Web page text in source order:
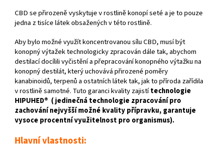
CBD se přirozeně vyskytuje v rostlině konopí seté a je to pouze
jedna z tisíce látek obsažených v této rostlině.
Aby bylo možné využít koncentrovanou sílu CBD, musí být
konopný výtažek technologicky zpracován dále tak, abychom
destilací docílili vyčistění a přepracování konopného výtažku na
konopný destilát, který uchovává přirozené poměry
kanabinoidů, terpenů a ostatních látek tak, jak to příroda zařídila
v rostlině samotné. Tuto garanci kvality zajistítechnologie
HIPUHED® ( jedinečná technologie zpracování pro
zachování nejvyšší možné kvality přípravku, garantuje
vysoce procentní využitelnost pro organismus).
Hlavní vlastnosti: